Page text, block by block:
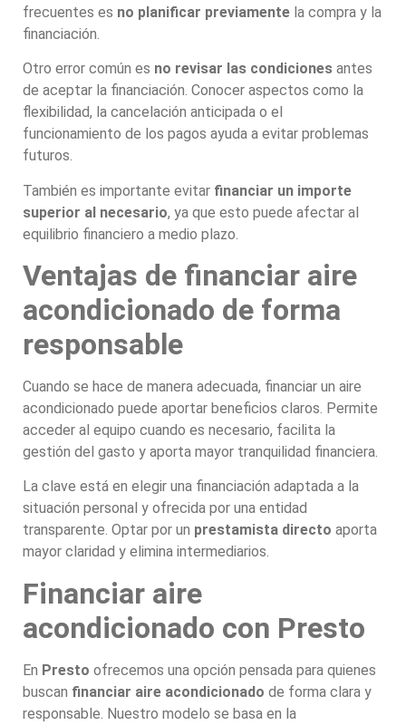
frecuentes es no planificar previamente la compra y la
financiación.
Otro error común es no revisar las condiciones antes
de aceptar la financiación. Conocer aspectos como la
flexibilidad, la cancelación anticipada o el
funcionamiento de los pagos ayuda a evitar problemas
futuros.
También es importante evitar financiar un importe
superior al necesario, ya que esto puede afectar al
equilibrio financiero a medio plazo.
Ventajas de financiar aire
acondicionado de forma
responsable
Cuando se hace de manera adecuada, financiar un aire
acondicionado puede aportar beneficios claros. Permite
acceder al equipo cuando es necesario, facilita la
gestión del gasto y aporta mayor tranquilidad financiera.
La clave está en elegir una financiación adaptada a la
situación personal y ofrecida por una entidad
transparente. Optar por un prestamista directo aporta
mayor claridad y elimina intermediarios.
Financiar aire
acondicionado con Presto
En Presto ofrecemos una opción pensada para quienes
buscan financiar aire acondicionado de forma clara y
responsable. Nuestro modelo se basa en la